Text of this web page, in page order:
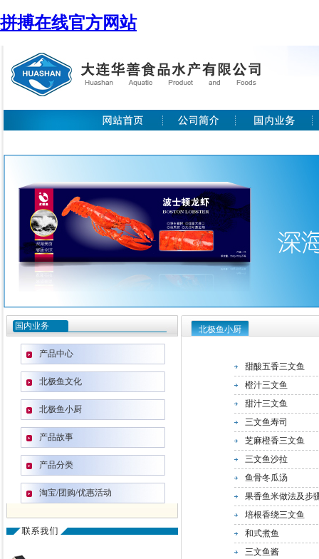
拼搏在线官方网站
国内业务
产品中心
北极鱼文化
北极鱼小厨
产品故事
产品分类
淘宝/团购/优惠活动
北极鱼小厨
甜酸五香三文鱼
橙汁三文鱼
甜汁三文鱼
三文鱼寿司
芝麻橙香三文鱼
三文鱼沙拉
鱼骨冬瓜汤
果香鱼米做法及步
培根香绕三文鱼
和式煮鱼
三文鱼酱